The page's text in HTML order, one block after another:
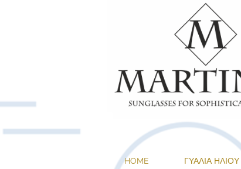
HOME ΓΥΑΛΙΑ ΗΛΙΟΥ